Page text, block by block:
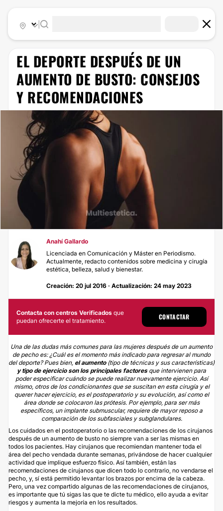
​EL DEPORTE DESPUÉS DE UN
AUMENTO DE BUSTO: CONSEJOS
Y RECOMENDACIONES
Anahí Gallardo
Licenciada en Comunicación y Máster en Periodismo.
Actualmente, redacto contenidos sobre medicina y cirugía
estética, belleza, salud y bienestar.
Creación: 20 jul 2016 · Actualización: 24 may 2023
Contacta con centros Verificados que
puedan ofrecerte el tratamiento.
CONTACTAR
Una de las dudas más comunes para las mujeres después de un aumento
de pecho es: ¿Cuál es el momento más indicado para regresar al mundo
del deporte? Pues bien, el aumento(tipo de técnicas y sus características)
y tipo de ejercicio son los principales factores que intervienen para
poder especificar cuándo se puede realizar nuevamente ejercicio. Así
mismo, otros de los condicionantes que se suscitan en esta cirugía y el
querer hacer ejercicio, es el postoperatorio y su evolución, así como el
área donde se colocaron las prótesis. Por ejemplo, para ser más
específicos, un implante submuscular, requiere de mayor reposo a
comparación de los subfasciales y subglandulares.
Los cuidados en el postoperatorio o las recomendaciones de los cirujanos
después de un aumento de busto no siempre van a ser las mismas en
todos los pacientes. Hay cirujanos que recomiendan mantener toda el
área del pecho vendada durante semanas, privándose de hacer cualquier
actividad que implique esfuerzo físico. Así también, están las
recomendaciones de cirujanos que dicen todo lo contrario, no vendarse el
pecho, y, sí está permitido levantar los brazos por encima de la cabeza.
Pero, una vez compartido algunas de las recomendaciones de cirujanos,
es importante que tú sigas las que te dicte tu médico, ello ayuda a evitar
riesgos y aumenta la mejoría en los resultados.